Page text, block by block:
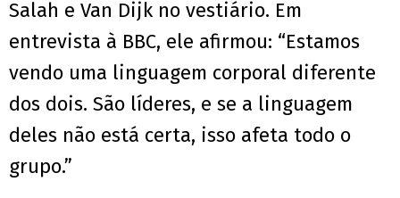
Salah e Van Dijk no vestiário. Em
entrevista à BBC, ele afirmou: “Estamos
vendo uma linguagem corporal diferente
dos dois. São líderes, e se a linguagem
deles não está certa, isso afeta todo o
grupo.”